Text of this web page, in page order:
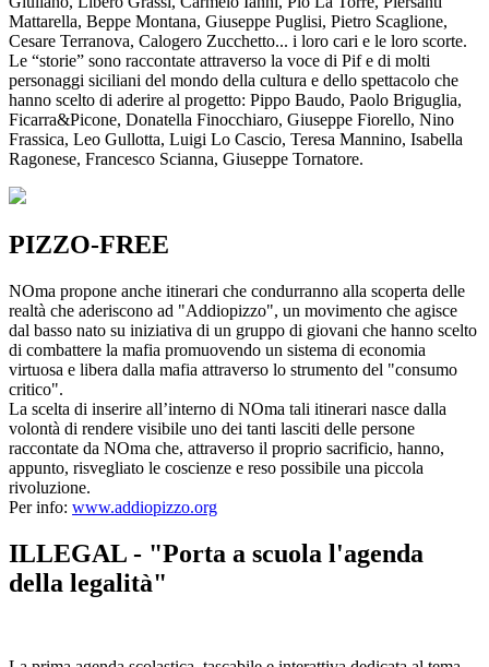
Mattarella, Beppe Montana, Giuseppe Puglisi, Pietro Scaglione,
Cesare Terranova, Calogero Zucchetto... i loro cari e le loro scorte.
Le “storie” sono raccontate attraverso la voce di Pif e di molti
personaggi siciliani del mondo della cultura e dello spettacolo che
hanno scelto di aderire al progetto: Pippo Baudo, Paolo Briguglia,
Ficarra&Picone, Donatella Finocchiaro, Giuseppe Fiorello, Nino
Frassica, Leo Gullotta, Luigi Lo Cascio, Teresa Mannino, Isabella
Ragonese, Francesco Scianna, Giuseppe Tornatore.
PIZZO-FREE
NOma propone anche itinerari che condurranno alla scoperta delle
realtà che aderiscono ad "Addiopizzo", un movimento che agisce
dal basso nato su iniziativa di un gruppo di giovani che hanno scelto
di combattere la mafia promuovendo un sistema di economia
virtuosa e libera dalla mafia attraverso lo strumento del "consumo
critico".
La scelta di inserire all’interno di NOma tali itinerari nasce dalla
volontà di rendere visibile uno dei tanti lasciti delle persone
raccontate da NOma che, attraverso il proprio sacrificio, hanno,
appunto, risvegliato le coscienze e reso possibile una piccola
rivoluzione.
Per info: www.addiopizzo.org
ILLEGAL - "Porta a scuola l'agenda
della legalità"